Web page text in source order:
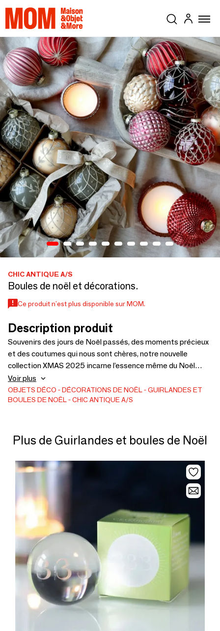
CHIC ANTIQUE A/S
Boules de noël et décorations.
Ce produit n'est plus disponible sur MOM.
Description produit
Souvenirs des jours de Noël passés, des moments précieux
et des coutumes qui nous sont chères, notre nouvelle
collection XMAS 2025 incarne l’essence même du Noël
classique. Nous vous présentons la collection Vintage Noël
avec une élégance intemporelle et des notes de joyeux
souvenirs d’enfance.
Voir plus
OBJETS DÉCO DÉCORATIONS DE NOËL
GUIRLANDES ET
BOULES DE NOËL
CHIC ANTIQUE A/S
Plus de Guirlandes et boules de Noël